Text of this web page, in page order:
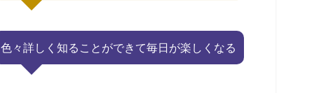
色々詳しく知ることができて毎日が楽しくなる